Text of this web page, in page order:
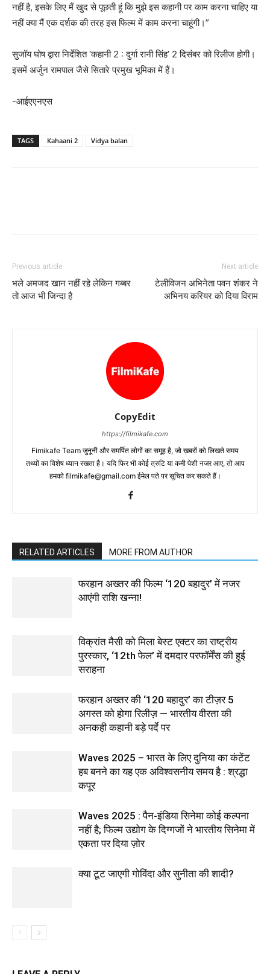
नहीं है, इसके लिए मैं खुद से पूछती हूं कि मुझे इस कहानी पर काम करना चाहिए या
नहीं क्या मैं एक दर्शक की तरह इस फिल्म में काम करना चाहूंगी।”
सुजॉय घोष द्वारा निर्देशित ‘कहानी 2 : दुर्गा रानी सिंह’ 2 दिसंबर को रिलीज होगी।
इसमें अर्जुन रामपाल जैसे सितारे प्रमुख भूमिका में हैं।
-आईएएनएस
TAGS Kahaani 2 Vidya balan
Previous article
भले अमजद खान नहीं रहे लेकिन गब्‍बर
तो आज भी जिन्‍दा है
Next article
टेलीविजन अभिनेता पवन शंकर ने
अभिनय करियर को दिया विराम
CopyEdit
https://filmikafe.com
Fimikafe Team जुनूनी और समर्पित लोगों का समूह है, जो ख़बरों को लिखते समय
तथ्‍यों का विशेष ध्‍यान रखता है। यदि फिर भी कोई त्रुटि या कमी पेशी नजर आए, तो आप
हमको filmikafe@gmail.com ईमेल पते पर सूचित कर सकते हैं।
RELATED ARTICLES MORE FROM AUTHOR
फरहान अख्तर की फिल्म ‘120 बहादुर’ में नजर
आएंगी राशि खन्ना!
विक्रांत मैसी को मिला बेस्ट एक्टर का राष्ट्रीय
पुरस्कार, ‘12th फेल’ में दमदार परफॉर्मेंस की हुई
सराहना
फरहान अख्तर की ‘120 बहादुर’ का टीज़र 5
अगस्त को होगा रिलीज़ — भारतीय वीरता की
अनकही कहानी बड़े पर्दे पर
Waves 2025 – भारत के लिए दुनिया का कंटेंट
हब बनने का यह एक अविश्वसनीय समय है : श्रद्धा
कपूर
Waves 2025 : पैन-इंडिया सिनेमा कोई कल्पना
नहीं है; फिल्म उद्योग के दिग्गजों ने भारतीय सिनेमा में
एकता पर दिया ज़ोर
क्या टूट जाएगी गोविंदा और सुनीता की शादी?